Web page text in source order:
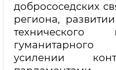
добрососедских
региона,
гуманитарного
усилении